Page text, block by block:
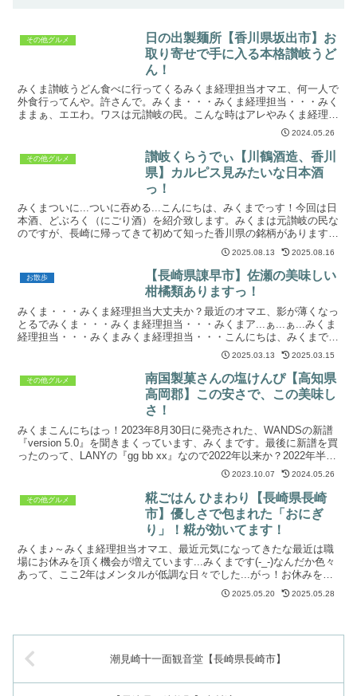
その他グルメ
日の出製麺所【香川県坂出市】お
取り寄せで手に入る本格讃岐うど
ん！
みくま讃岐うどん食べに行ってくるみくま経理担当オマエ、何一人で
外食行ってんや。許さんで。みくま・・・みくま経理担当・・・みく
ままぁ、エエわ。ワスは元讃岐の民。こんな時はアレやみくま経理担
当？こんにちは、みくまです！私みくまは、元香川県民。昔...2024.05.26
その他グルメ
讃岐くらうでぃ【川鶴酒造、香川
県】カルピス見みたいな日本酒
っ！
みくまついに...ついに吞める...こんにちは、みくまでっす！今回は日
本酒、どぶろく（にごり酒）を紹介致します。みくまは元讃岐の民な
のですが、長崎に帰ってきて初めて知った香川県の銘柄があります。
ほいで以前より吞みたいと思っていたのですが、ズ...
2025.08.13 2025.08.16
お散歩
【長崎県諌早市】佐瀬の美味しい
柑橘類ありますっ！
みくま・・・みくま経理担当大丈夫か？最近のオマエ、影が薄くなっ
とるでみくま・・・みくま経理担当・・・みくまア...ぁ...ぁ...みくま
経理担当・・・みくまみくま経理担当・・・こんにちは、みくまでっ
す！私事ですが、最近なんか更に時間がなくて...2025.03.13 2025.03.15
その他グルメ
南国製菓さんの塩けんぴ【高知県
高岡郡】この安さで、この美味し
さ！
みくまこんにちはっ！2023年8月30日に発売された、WANDSの新譜
『version 5.0』を聞きまくっています、みくまです。最後に新譜を買
ったのって、LANYの『gg bb xx』なので2022年以来か？2022年半ば
2023.10.07 2024.05.26
その他グルメ
糀ごはん ひまわり【長崎県長崎
市】優しさで包まれた「おにぎ
り」！糀が効いてます！
みくま♪～みくま経理担当オマエ、最近元気になってきたな最近は職
場にお休みを頂く機会が増えています...みくまです(-_-)なんだか色々
あって、ここ2年はメンタルが低調な日々でした...がっ！お休みをち
ょいちょい頂いたので復調傾向！職場の皆さ... 2025.05.20 2025.05.28
潮見崎十一面観音堂【長崎県長崎市】